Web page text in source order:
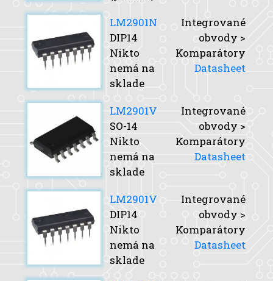
LM2901N
DIP14
Nikto
nemá na
sklade
Integrované
obvody >
Komparátory
Datasheet
LM2901V
SO-14
Nikto
nemá na
sklade
Integrované
obvody >
Komparátory
Datasheet
LM2901V
DIP14
Nikto
nemá na
sklade
Integrované
obvody >
Komparátory
Datasheet